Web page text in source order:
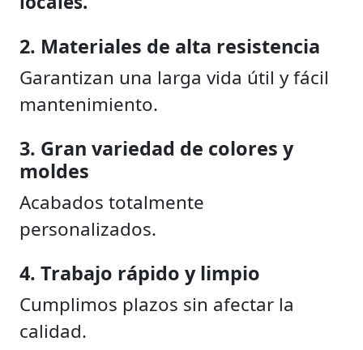
2. Materiales de alta resistencia
Garantizan una larga vida útil y fácil
mantenimiento.
3. Gran variedad de colores y
moldes
Acabados totalmente
personalizados.
4. Trabajo rápido y limpio
Cumplimos plazos sin afectar la
calidad.